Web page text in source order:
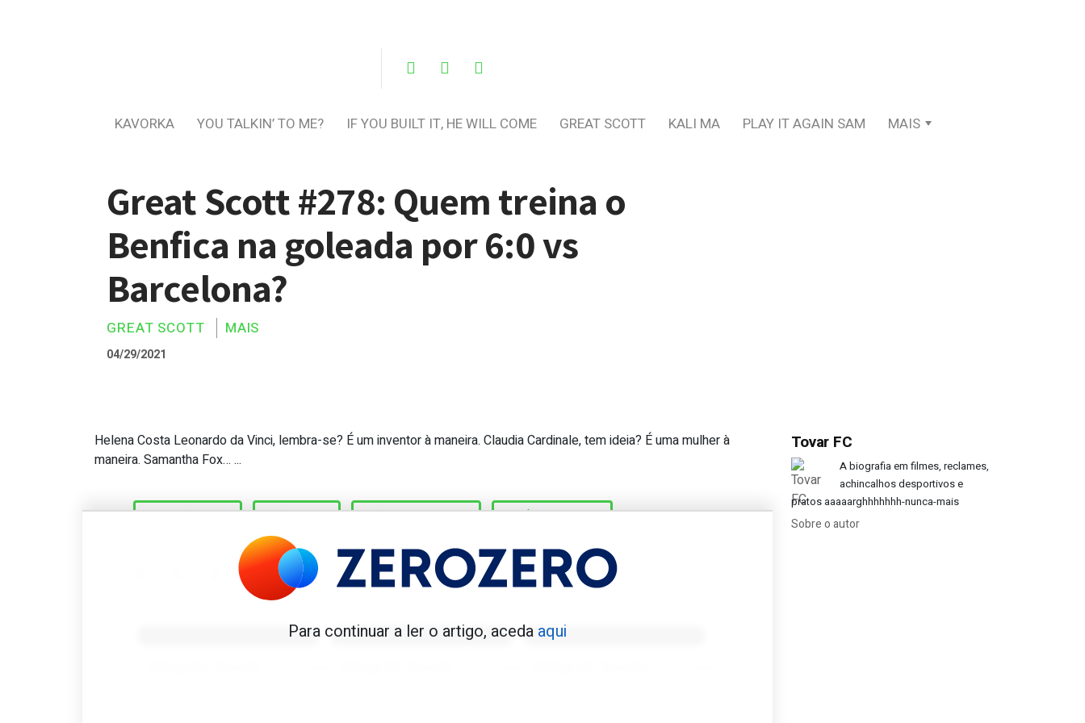
KAVORKA YOU TALKIN’ TO ME? IF YOU BUILT IT, HE WILL COME GREAT SCOTT KALI MA PLAY IT AGAIN SAM MAIS
Great Scott #278: Quem treina o
Benfica na goleada por 6:0 vs
Barcelona?
GREAT SCOTT MAIS
04/29/2021
Great Scott #278: Quem treina o Benfica na goleada por 6:0 vs Barcelona?
Helena Costa Leonardo da Vinci, lembra-se? É um inventor à maneira. Claudia Cardinale, tem ideia? É uma mulher à
maneira. Samantha Fox… ...
BARCELONA BENFICA HELENA COSTA PRÉ-ESCOLAS
Para continuar a ler o artigo, aceda aqui
Tovar FC
A biografia em filmes, reclames,
achincalhos desportivos e
pratos aaaaarghhhhhhh-nunca-mais
Sobre o autor